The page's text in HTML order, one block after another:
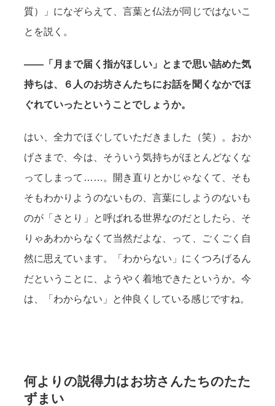
質）」になぞらえて、言葉と仏法が同じではないこ
とを説く。
——「月まで届く指がほしい」とまで思い詰めた気
持ちは、６人のお坊さんたちにお話を聞くなかでほ
ぐれていったということでしょうか。
はい、全力でほぐしていただきました（笑）。おか
げさまで、今は、そういう気持ちがほとんどなくな
ってしまって……。開き直りとかじゃなくて、そも
そもわかりようのないもの、言葉にしようのないも
のが「さとり」と呼ばれる世界なのだとしたら、そ
りゃあわからなくて当然だよな、って、ごくごく自
然に思えています。「わからない」にくつろげるん
だということに、ようやく着地できたというか。今
は、「わからない」と仲良くしている感じですね。
何よりの説得力はお坊さんたちのたた
ずまい